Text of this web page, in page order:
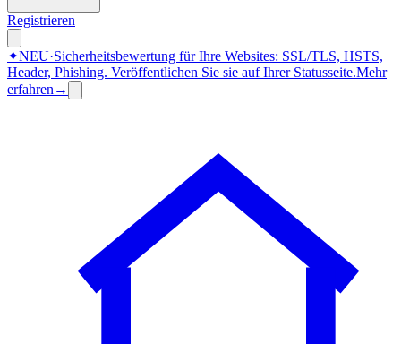
Registrieren
✦NEU·Sicherheitsbewertung für Ihre Websites: SSL/TLS, HSTS,
Header, Phishing. Veröffentlichen Sie sie auf Ihrer Statusseite.Mehr
erfahren →